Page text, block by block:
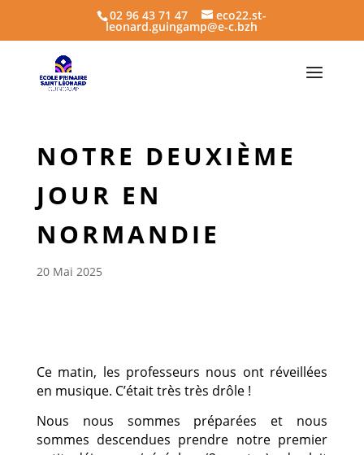
02 96 43 71 47 eco22.st-
leonard.guingamp@e-c.bzh
NOTRE DEUXIÈME
JOUR EN
NORMANDIE
20 Mai 2025
Ce matin, les professeurs nous ont réveillées
en musique. C’était très très drôle !
Nous nous sommes préparées et nous
sommes descendues prendre notre premier